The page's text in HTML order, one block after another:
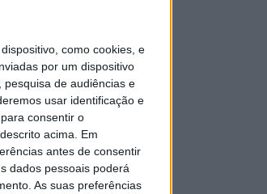
como cookies, e
por um dispositivo
de audiências e
usar identificação e
consentir o
acima. Em
antes de consentir
dados pessoais poderá
As suas preferências